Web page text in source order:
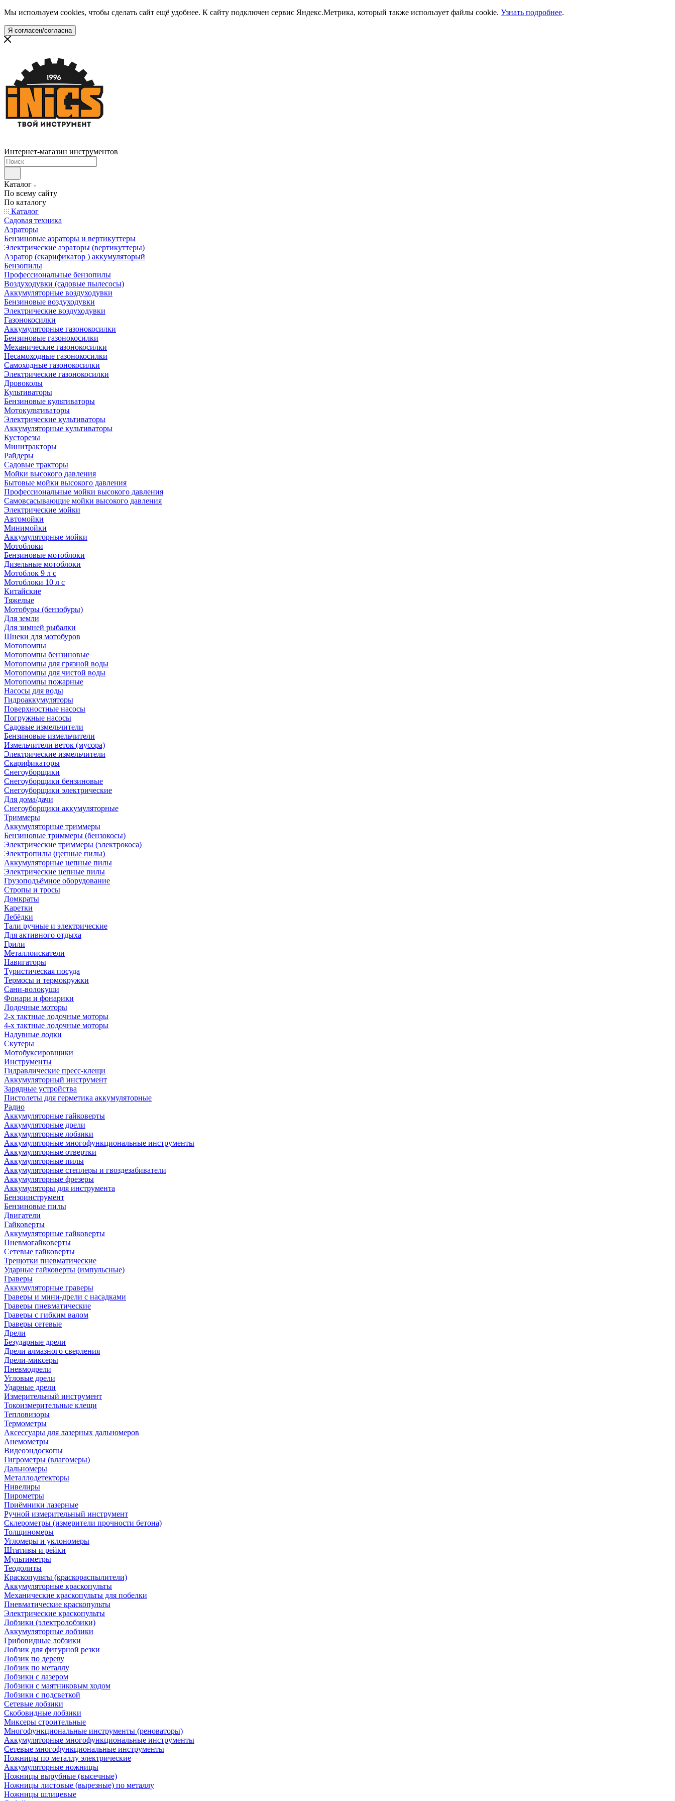
Мы используем cookies, чтобы сделать сайт ещё удобнее. К сайту подключен сервис Яндекс.Метрика, который также использует файлы cookie. Узнать подробнее.
Я согласен/согласна
Интернет-магазин инструментов
Каталог
По всему сайту
По каталогу
Каталог
Садовая техника
Аэраторы
Бензиновые аэраторы и вертикуттеры
Электрические аэраторы (вертикуттеры)
Аэратор (скарификатор ) аккумуляторый
Бензопилы
Профессиональные бензопилы
Воздуходувки (садовые пылесосы)
Аккумуляторные воздуходувки
Бензиновые воздуходувки
Электрические воздуходувки
Газонокосилки
Аккумуляторные газонокосилки
Бензиновые газонокосилки
Механические газонокосилки
Несамоходные газонокосилки
Самоходные газонокосилки
Электрические газонокосилки
Дровоколы
Культиваторы
Бензиновые культиваторы
Мотокультиваторы
Электрические культиваторы
Аккумуляторные культиваторы
Кусторезы
Минитракторы
Райдеры
Садовые тракторы
Мойки высокого давления
Бытовые мойки высокого давления
Профессиональные мойки высокого давления
Самовсасывающие мойки высокого давления
Электрические мойки
Автомойки
Минимойки
Аккумуляторные мойки
Мотоблоки
Бензиновые мотоблоки
Дизельные мотоблоки
Мотоблок 9 л с
Мотоблоки 10 л с
Китайские
Тяжелые
Мотобуры (бензобуры)
Для земли
Для зимней рыбалки
Шнеки для мотобуров
Мотопомпы
Мотопомпы бензиновые
Мотопомпы для грязной воды
Мотопомпы для чистой воды
Мотопомпы пожарные
Насосы для воды
Гидроаккумуляторы
Поверхностные насосы
Погружные насосы
Садовые измельчители
Бензиновые измельчители
Измельчители веток (мусора)
Электрические измельчители
Скарификаторы
Снегоуборщики
Снегоуборщики бензиновые
Снегоуборщики электрические
Для дома/дачи
Снегоуборщики аккумуляторные
Триммеры
Аккумуляторные триммеры
Бензиновые триммеры (бензокосы)
Электрические триммеры (электрокоса)
Электропилы (цепные пилы)
Аккумуляторные цепные пилы
Электрические цепные пилы
Грузоподъёмное оборудование
Стропы и тросы
Домкраты
Каретки
Лебёдки
Тали ручные и электрические
Для активного отдыха
Грили
Металлоискатели
Навигаторы
Туристическая посуда
Термосы и термокружки
Сани-волокуши
Фонари и фонарики
Лодочные моторы
2-х тактные лодочные моторы
4-х тактные лодочные моторы
Надувные лодки
Скутеры
Мотобуксировщики
Инструменты
Гидравлические пресс-клещи
Аккумуляторный инструмент
Зарядные устройства
Пистолеты для герметика аккумуляторные
Радио
Аккумуляторные гайковерты
Аккумуляторные дрели
Аккумуляторные лобзики
Аккумуляторные многофункциональные инструменты
Аккумуляторные отвертки
Аккумуляторные пилы
Аккумуляторные степлеры и гвоздезабиватели
Аккумуляторные фрезеры
Аккумуляторы для инструмента
Бензоинструмент
Бензиновые пилы
Двигатели
Гайковерты
Аккумуляторные гайковерты
Пневмогайковерты
Сетевые гайковерты
Трещотки пневматические
Ударные гайковерты (импульсные)
Граверы
Аккумуляторные граверы
Граверы и мини-дрели с насадками
Граверы пневматические
Граверы с гибким валом
Граверы сетевые
Дрели
Безударные дрели
Дрели алмазного сверления
Дрели-миксеры
Пневмодрели
Угловые дрели
Ударные дрели
Измерительный инструмент
Токоизмерительные клещи
Тепловизоры
Термометры
Аксессуары для лазерных дальномеров
Анемометры
Видеоэндоскопы
Гигрометры (влагомеры)
Дальномеры
Металлодетекторы
Нивелиры
Пирометры
Приёмники лазерные
Ручной измерительный инструмент
Склерометры (измерители прочности бетона)
Толщиномеры
Угломеры и уклономеры
Штативы и рейки
Мультиметры
Теодолиты
Краскопульты (краскораспылители)
Аккумуляторные краскопульты
Механические краскопульты для побелки
Пневматические краскопульты
Электрические краскопульты
Лобзики (электролобзики)
Аккумуляторные лобзики
Грибовидные лобзики
Лобзик для фигурной резки
Лобзик по дереву
Лобзик по металлу
Лобзики с лазером
Лобзики с маятниковым ходом
Лобзики с подсветкой
Сетевые лобзики
Скобовидные лобзики
Миксеры строительные
Многофункциональные инструменты (реноваторы)
Аккумуляторные многофункциональные инструменты
Сетевые многофункциональные инструменты
Ножницы по металлу электрические
Аккумуляторные ножницы
Ножницы вырубные (высечные)
Ножницы листовые (вырезные) по металлу
Ножницы шлицевые